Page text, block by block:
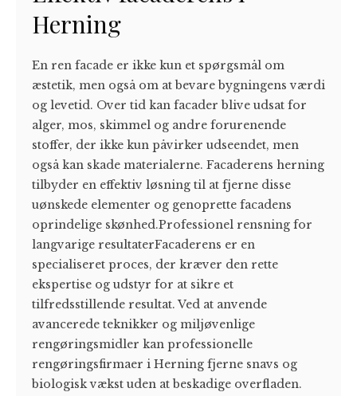
Herning
En ren facade er ikke kun et spørgsmål om
æstetik, men også om at bevare bygningens værdi
og levetid. Over tid kan facader blive udsat for
alger, mos, skimmel og andre forurenende
stoffer, der ikke kun påvirker udseendet, men
også kan skade materialerne. Facaderens herning
tilbyder en effektiv løsning til at fjerne disse
uønskede elementer og genoprette facadens
oprindelige skønhed.Professionel rensning for
langvarige resultaterFacaderens er en
specialiseret proces, der kræver den rette
ekspertise og udstyr for at sikre et
tilfredsstillende resultat. Ved at anvende
avancerede teknikker og miljøvenlige
rengøringsmidler kan professionelle
rengøringsfirmaer i Herning fjerne snavs og
biologisk vækst uden at beskadige overfladen.